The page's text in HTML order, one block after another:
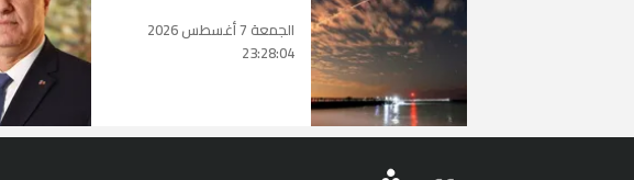
الجمعة 7 أغسطس 2026
23:28:04